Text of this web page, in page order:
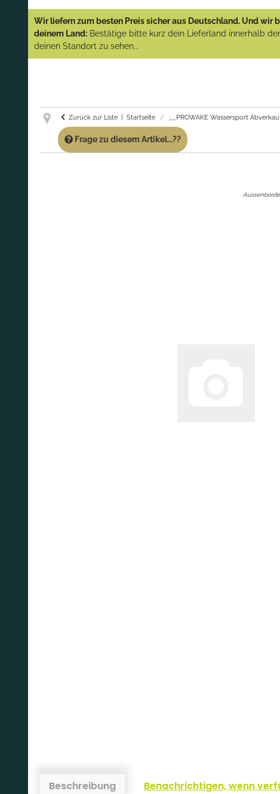
(Abverkauf)!
GARANTIE UND SERVICE:
Artikeln einfach an!
Wir liefern zum besten Preis sicher aus Deutschland. Und wir
deinem Land: Bestätige bitte kurz dein Lieferland innerhalb
deinen Standort zu sehen...
Zurück zur Liste Startseite __PROWAKE Wassersport
Frage zu diesem Artikel...??
Beschreibung Benachrichtigen, wenn